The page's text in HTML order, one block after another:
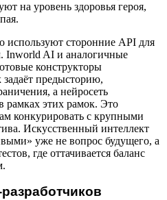
на уровень здоровья героя,
используют сторонние API для
Inworld AI и аналогичные
конструкторы
задаёт предысторию,
а нейросеть
рамках этих рамок. Это
конкурировать с крупными
Искусственный интеллект
уже не вопрос будущего, а
где оттачивается баланс